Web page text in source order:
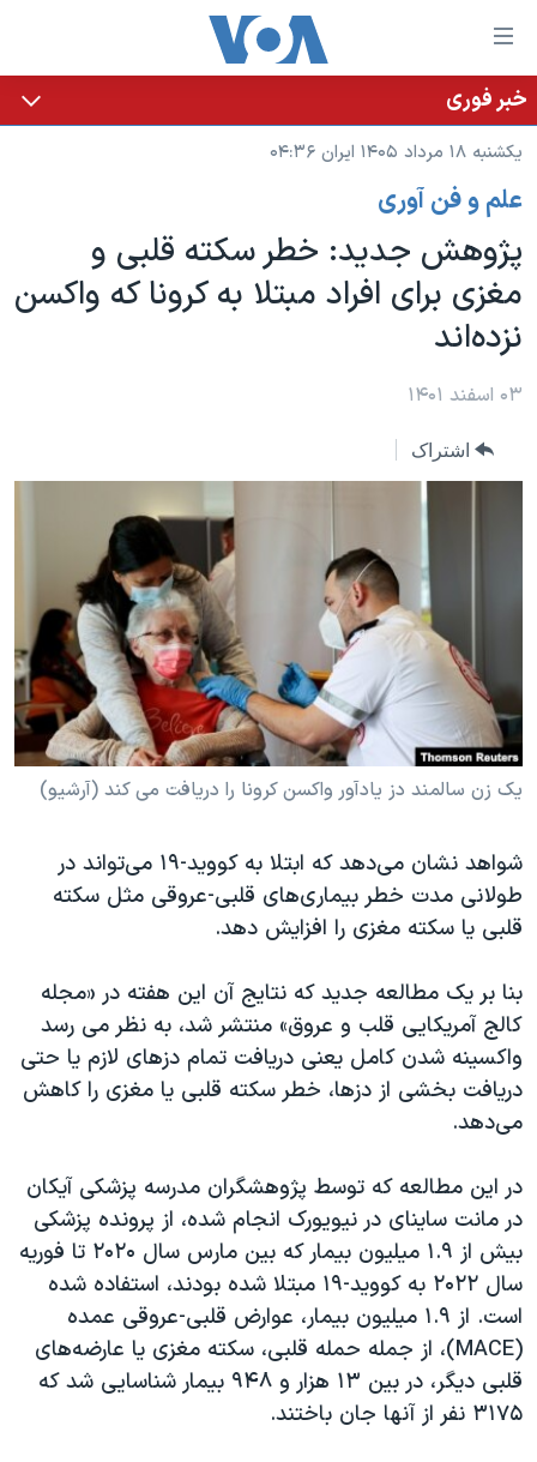
لینکهای
قابل
دسترسی
جهش
محتوای
اصلی
جهش
به
صفحه
جهش
خانه
نسخه سبک وب‌سایت
موضوع ها
ایران
آمریکا
جهان
ورزشی
فرهنگ و زندگی
حقوق شهروندی
اقتصادی
علم و فناوری
اسرائیل در جنگ
برنامه های تلویزیونی
جدول برنامه ها
صفحه‌های ویژه
جام جهانی ۲۰۲۶
بایگانی برنامه‌های تلویزیونی
انتخابات ریاست جمهوری آمریکا ۲۰۲۴
حمله جمهوری اسلامی به اسرائیل
رمز مهسا
ورزش زنان در ایران
تریبونال مردمی آبان ۹۸
دادگاه حمید نوری
قانون شفافیت دارائی کادر رهبری ایران
اعتراضات مردمی آبان ۹۸
اسرائیل در جنگ
نرگس محمدی برنده جایزه نوبل صلح
صفحه‌های ویژه
سفر پرزیدنت ترامپ به چین
فرکانس‌های صدای آمریکا
یادگیری زبان انگلیسی
زبانهای مختلف
خبر فوری
یکشنبه ۱۸ مرداد ۱۴۰۵ ایران ۰۴:۳۶
علم و فن آوری
پژوهش جدید: خطر سکته قلبی و
مغزی برای افراد مبتلا به کرونا که واکسن
نزده‌اند
۰۳ اسفند ۱۴۰۱
اشتراک
یک زن سالمند دز یادآور واکسن کرونا را دریافت می کند (آرشیو)
شواهد نشان می‌دهد که ابتلا به کووید-۱۹ می‌تواند در
طولانی مدت خطر بیماری‌های قلبی-عروقی مثل سکته
قلبی یا سکته مغزی را افزایش ‌دهد.
بنا بر یک مطالعه جدید که نتایج آن این هفته در «مجله
کالج آمریکایی قلب و عروق» منتشر شد، به نظر می رسد
واکسینه شدن کامل یعنی دریافت تمام دزهای لازم یا حتی
دریافت بخشی از دزها، خطر سکته قلبی یا مغزی را کاهش
می‌دهد.
در این مطالعه که توسط پژوهشگران مدرسه پزشکی آیکان
در مانت ساینای در نیویورک انجام شده، از پرونده پزشکی
بیش از ۱.۹ میلیون بیمار که بین مارس سال ۲۰۲۰ تا فوریه
سال ۲۰۲۲ به کووید-۱۹ مبتلا شده بودند، استفاده شده
است. از ۱.۹ میلیون بیمار، عوارض قلبی-عروقی عمده
(MACE)، از جمله حمله قلبی، سکته مغزی یا عارضه‌های
قلبی دیگر، در بین ۱۳ هزار و ۹۴۸ بیمار شناسایی شد که
۳۱۷۵ نفر از آنها جان باختند.